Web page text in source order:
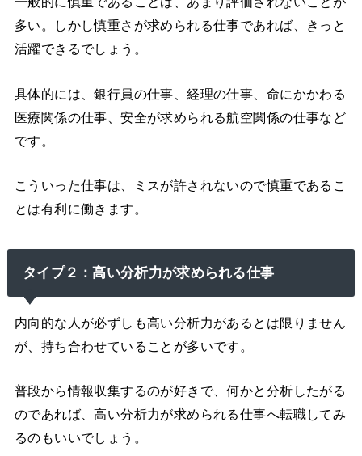
多い。しかし慎重さが求められる仕事であれば、きっと
活躍できるでしょう。
具体的には、銀行員の仕事、経理の仕事、命にかかわる
医療関係の仕事、安全が求められる航空関係の仕事など
です。
こういった仕事は、ミスが許されないので慎重であるこ
とは有利に働きます。
タイプ２：高い分析力が求められる仕事
内向的な人が必ずしも高い分析力があるとは限りません
が、持ち合わせていることが多いです。
普段から情報収集するのが好きで、何かと分析したがる
のであれば、高い分析力が求められる仕事へ転職してみ
るのもいいでしょう。